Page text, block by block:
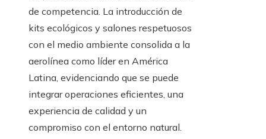
de competencia. La introducción de
kits ecológicos y salones respetuosos
con el medio ambiente consolida a la
aerolínea como líder en América
Latina, evidenciando que se puede
integrar operaciones eficientes, una
experiencia de calidad y un
compromiso con el entorno natural.